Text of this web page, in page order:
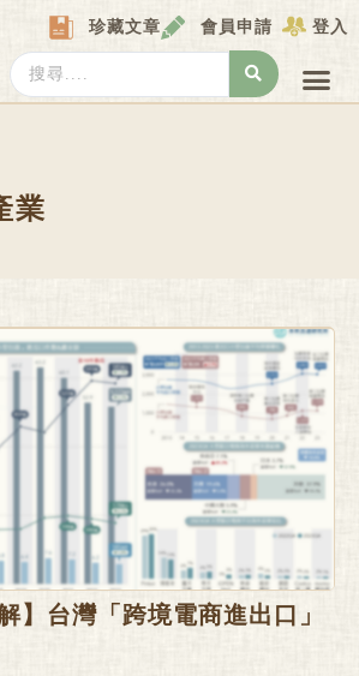
珍藏文章 會員申請 登入
Search
...
業
】台灣「跨境電商進出口」